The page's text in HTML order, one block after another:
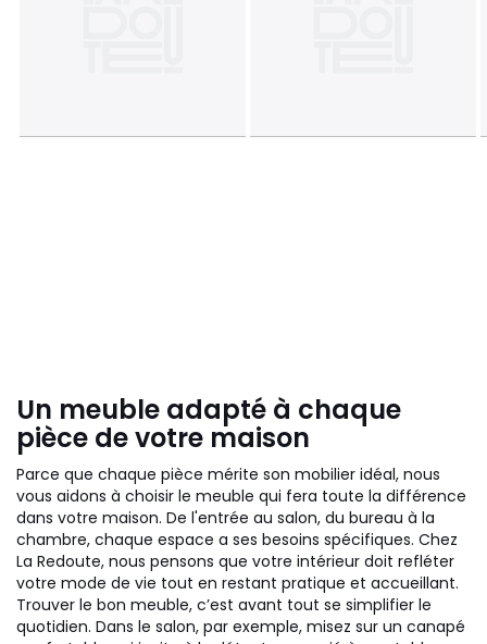
Un meuble adapté à chaque
pièce de votre maison
Parce que chaque pièce mérite son mobilier idéal, nous
vous aidons à choisir le meuble qui fera toute la différence
dans votre maison. De l'entrée au salon, du bureau à la
chambre, chaque espace a ses besoins spécifiques. Chez
La Redoute, nous pensons que votre intérieur doit refléter
votre mode de vie tout en restant pratique et accueillant.
Trouver le bon meuble, c’est avant tout se simplifier le
quotidien. Dans le salon, par exemple, misez sur un canapé